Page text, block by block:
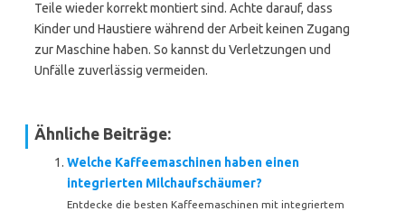
Teile wieder korrekt montiert sind. Achte darauf, dass
Kinder und Haustiere während der Arbeit keinen Zugang
zur Maschine haben. So kannst du Verletzungen und
Unfälle zuverlässig vermeiden.
Ähnliche Beiträge:
Welche Kaffeemaschinen haben einen
integrierten Milchaufschäumer?
Entdecke die besten Kaffeemaschinen mit integriertem